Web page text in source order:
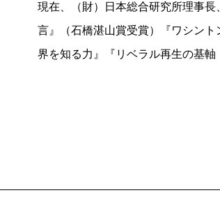
現在、（財）日本総合研究所理事
言』（石橋湛山賞受賞）『ワシン
界を知る力』『リベラル再生の基